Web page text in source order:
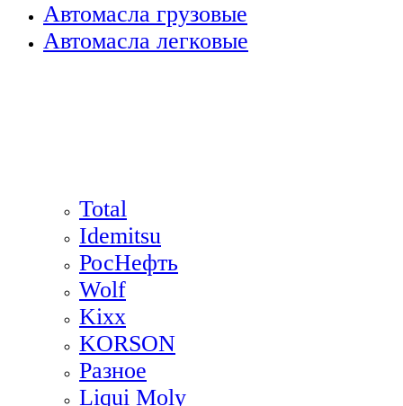
Автомасла грузовые
Автомасла легковые
Total
Idemitsu
РосНефть
Wolf
Kixx
KORSON
Разное
Liqui Moly